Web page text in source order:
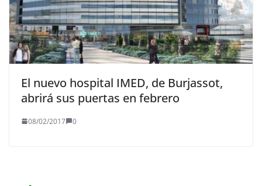
El nuevo hospital IMED, de Burjassot,
abrirá sus puertas en febrero
08/02/2017 0